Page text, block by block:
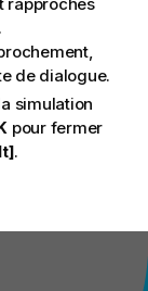
de dialogue.
simulation
pour fermer
.